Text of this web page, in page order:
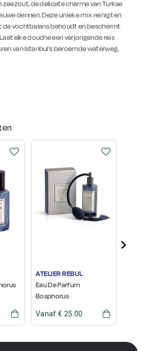
de delicate charme van Turkse
dennen. Deze unieke mix reinigt en
de vochtbalans behoudt en beschermt
elke douche een verjongende reis
van Istanbul's beroemde waterweg.
ATELIER REBUL
Eau De Parfum
Bosphorus
Vanaf € 25.00